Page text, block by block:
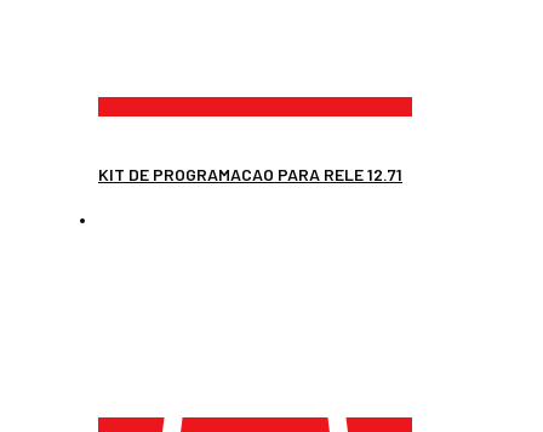
KIT DE PROGRAMACAO PARA RELE 12.71